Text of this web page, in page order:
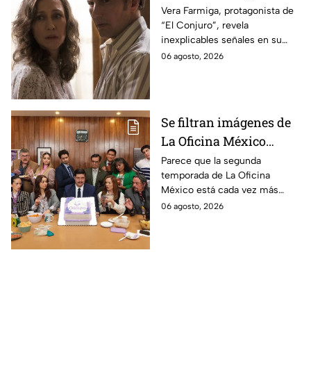
revela INQUIETANTES
señales en su cuerpo
durante la grabación de
la película
Vera Farmiga, protagonista de
“El Conjuro”, revela
inexplicables señales en su
cuerpo durante el rodaje de la
06 agosto, 2026
Se filtran imágenes de
La Oficina México
temporada 2 y un
detalle desata teorías
entre los fans
Parece que la segunda
temporada de La Oficina
México está cada vez más
cerca, pues el elenco ya se
06 agosto, 2026